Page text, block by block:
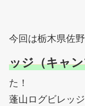
今回は栃木県佐
ッジ（キャ
た！
蓬山ログビレッ